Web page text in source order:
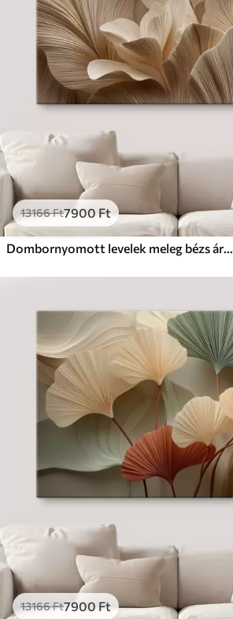
13166Ft7900 Ft
Dombornyomott levelek meleg bézs árnyalatokban
13166Ft7900Ft